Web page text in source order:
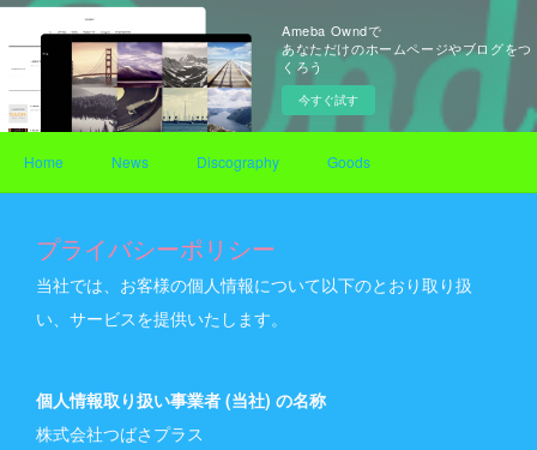
Ameba Owndで
あなただけのホームページやブログをつ
くろう
今すぐ試す
Home News Discography Goods
プライバシーポリシー
当社では、お客様の個人情報について以下のとおり取り扱
い、サービスを提供いたします。
個人情報取り扱い事業者 (当社) の名称
株式会社つばさプラス